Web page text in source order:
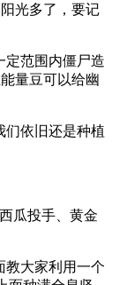
光多了，要记
定范围内僵尸造
量豆可以给幽
们依旧还是种植
瓜投手、黄金
教大家利用一个